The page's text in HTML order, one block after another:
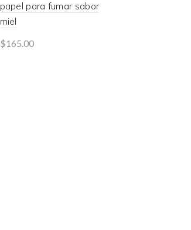
papel para fumar sabor
miel
$165.00